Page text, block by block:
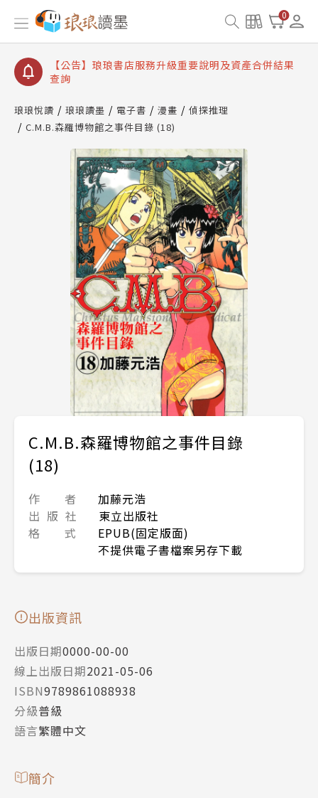
0
【公告】琅琅讀墨書櫃開通常見問題
【公告】琅琅讀墨 3 分鐘完成書櫃開通與資產合併申
【公告】琅琅書店服務升級重要說明及資產合併結果
查詢
琅琅悅讀 琅琅讀墨 電子書 漫畫
偵探推理
C.M.B.森羅博物館之事件目錄 (18)
C.M.B.森羅博物館之事件目錄
(18)
作 者
加藤元浩
出 版 社
東立出版社
格 式
EPUB(固定版面)
不提供電子書檔案另存下載
出版資訊
出版日期0000-00-00
線上出版日期2021-05-06
ISBN9789861088938
分級普級
語言繁體中文
簡介